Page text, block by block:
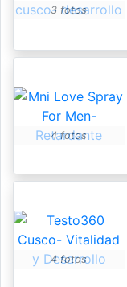
3 fotos
4 fotos
4 fotos